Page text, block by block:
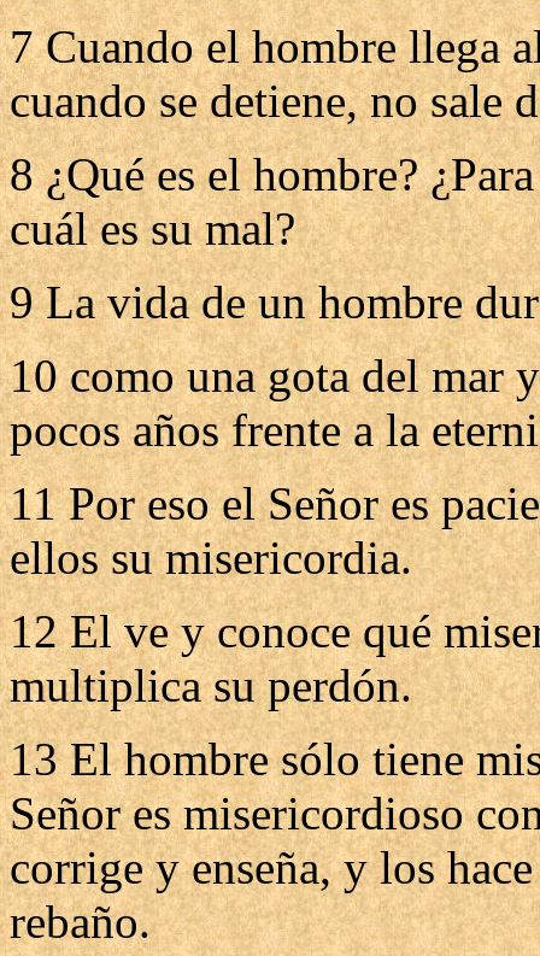
7 Cuando el hombre llega
cuando se detiene, no sale
8 ¿Qué es el hombre?
cuál es su mal?
9 La vida de un hombre
10 como una gota del mar
pocos años frente a la
11 Por eso el Señor es
ellos su misericordia.
12 El ve y conoce qué
multiplica su perdón.
13 El hombre sólo tiene
Señor es misericordioso
corrige y enseña, y los
rebaño.